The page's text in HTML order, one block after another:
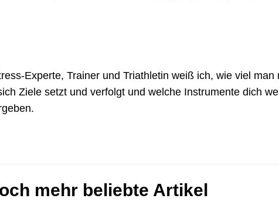
Experte, Trainer und Triathletin weiß ich, wie viel
Ziele setzt und verfolgt und welche Instrumente dich
mehr beliebte Artikel